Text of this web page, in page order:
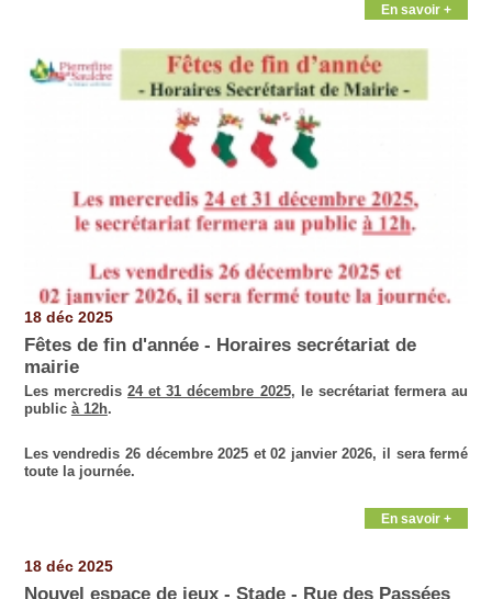
En savoir +
18 déc 2025
Fêtes de fin d'année - Horaires secrétariat de
mairie
Les mercredis24 et 31 décembre 2025, le secrétariat fermera au
public à 12h.
Les vendredis 26 décembre 2025 et 02 janvier 2026, il sera fermé
toute la journée.
En savoir +
18 déc 2025
Nouvel espace de jeux - Stade - Rue des Passées